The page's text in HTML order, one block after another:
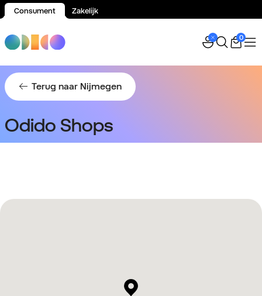
Consument Zakelijk
0
Terug naar Nijmegen
Odido Shops